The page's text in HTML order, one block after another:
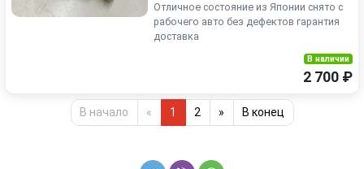
Отличное состояние из Японии снято с
рабочего авто без дефектов гарантия
доставка
В наличии
2 700 ₽
В начало « 1 2 » В конец